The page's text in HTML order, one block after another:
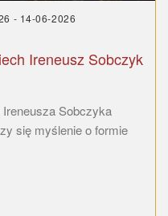
- 14-06-2026
Ireneusz Sobczyk
Sobczyka
się myślenie o formie